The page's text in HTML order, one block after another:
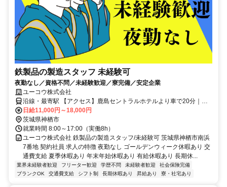
鉄製品の製造スタッフ 未経験可
夜勤なし／資格不問／未経験歓迎／寮完備／安定企業
ユーコウ株式会社
沿線・最寄駅 【アクセス】鹿島セントラルホテルより車で20分｜東
関東自動車道「潮来IC」より30分＜右記からもアクセス良好＞千葉
県、旭市、銚子市、東庄町、鹿嶋市、潮来市、香取市、行方市
日給11,000円～18,000円
茨城県神栖市
就業時間 8:00～17:00（実働8h）
ユーコウ株式会社 鉄製品の製造スタッフ/未経験可 茨城県神栖市南浜
7番地 契約社員 求人の特徴 夜勤なし ゴールデンウィーク休暇あり 交
通費支給 夏季休暇あり 年末年始休暇あり 有給休暇あり 長期休...
業界未経験者歓迎 フリーター歓迎 学歴不問 未経験者歓迎
社会保険完備
ブランクOK
交通費支給 シフト制 長期休暇あり 昇給あり 寮・社宅あり